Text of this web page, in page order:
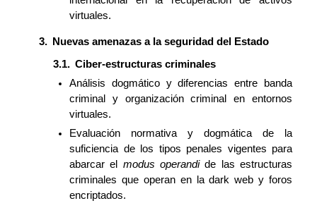
virtuales.
Nuevas amenazas a la seguridad del Estado
Ciber-estructuras criminales
Análisis dogmático y diferencias entre banda
criminal y organización criminal en entornos
virtuales.
Evaluación normativa y dogmática de la
suficiencia de los tipos penales vigentes para
abarcar el modus operandide las estructuras
criminales que operan en la dark web y foros
encriptados.